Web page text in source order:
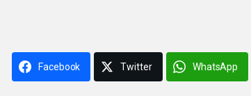
Facebook Twitter WhatsApp